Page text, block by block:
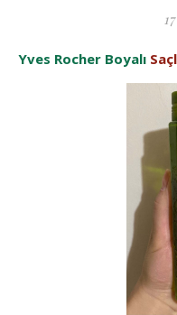
Yves Rocher Boyalı